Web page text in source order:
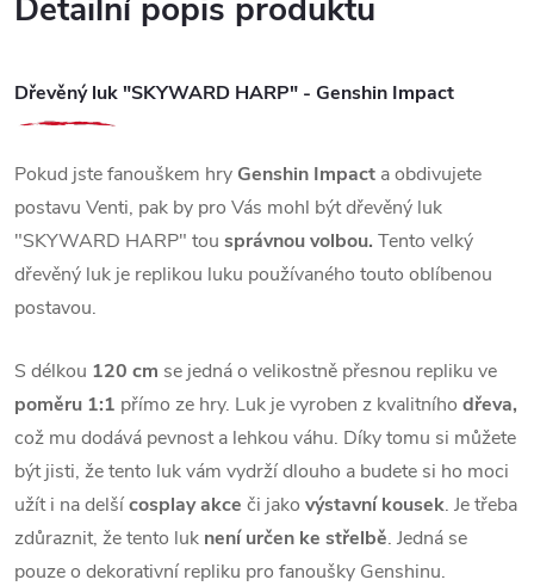
Detailní popis produktu
Dřevěný luk "SKYWARD HARP" - Genshin Impact
Pokud jste fanouškem hry Genshin Impact a obdivujete
postavu Venti, pak by pro Vás mohl být dřevěný luk
"SKYWARD HARP" tou správnou volbou. Tento velký
dřevěný luk je replikou luku používaného touto oblíbenou
postavou.
S délkou 120 cm se jedná o velikostně přesnou repliku ve
poměru 1:1 přímo ze hry. Luk je vyroben z kvalitního dřeva,
což mu dodává pevnost a lehkou váhu. Díky tomu si můžete
být jisti, že tento luk vám vydrží dlouho a budete si ho moci
užít i na delšícosplay akce či jako výstavní kousek. Je třeba
zdůraznit, že tento luk není určen ke střelbě. Jedná se
pouze o dekorativní repliku pro fanoušky Genshinu.